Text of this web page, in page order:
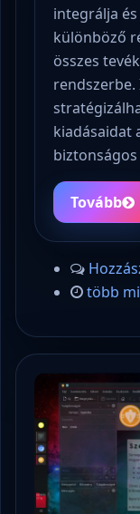
integrálja
különböző
összes
kiadásaidat
Tovább
több